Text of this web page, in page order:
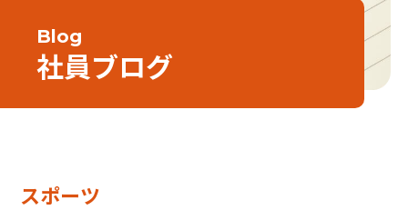
Blog
社員ブログ
スポーツ